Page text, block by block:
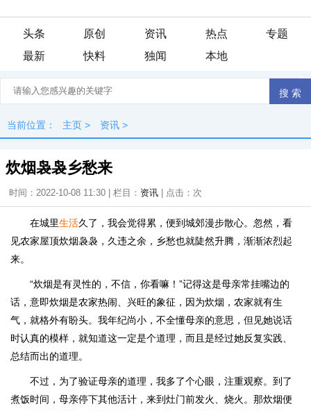
头条 原创 资讯 热点
专题
最新
快料 独闻 本地
当前位置： 主页 > 资讯 >
炊烟袅袅乡愁来
时间：2022-10-08 11:30 | 栏目： 资讯 | 点击： 次
在城里生活久了，我会觉得累，便到城郊漫步散心。忽然，看
见农家屋顶炊烟袅袅，久违之余，乡愁也就陡然升腾，渐渐浓烈起
来。
“炊烟是有灵性的，不信，你看嘛！”记得这是母亲常挂嘴边的
话，意即炊烟是农家热闹、兴旺的象征，因为炊烟，农家就有生
气，就格外有盼头。我年纪尚小，不全懂母亲的意思，但见她说话
时认真的模样，就知道这一定是个道理，而且是经过她反复实践、
总结而出的道理。
不过，为了验证母亲的道理，我多了个心眼，注重观察。到了
煮饭时间，母亲停下其他活计，来到灶门前发火、烧火。那炊烟便